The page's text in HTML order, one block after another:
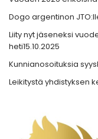
Dogo argentinon
Liity nyt jäseneksi
heti15.10.2025
Kunnianosoituksia
Leikitystä yhdistyksen